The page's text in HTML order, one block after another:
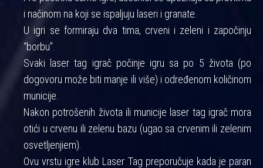
i načinom na koji se ispaljuju laseri i granate.
U igri se formiraju dva tima, crveni i zeleni i započinju
“borbu”.
Svaki laser tag igrač počinje igru sa po 5 života (po
dogovoru može biti manje ili više) i određenom količinom
municije.
Nakon potrošenih života ili municije laser tag igrač mora
otići u crvenu ili zelenu bazu (ugao sa crvenim ili zelenim
osvetljenjiem).
Ovu vrstu igre klub Laser Tag preporučuje kada je paran